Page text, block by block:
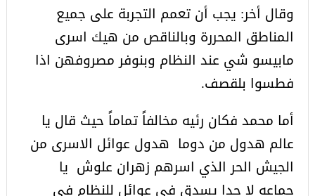
وقال أخر: يجب أن تعمم التجربة على جميع
المناطق المحررة وبالناقص من هيك اسرى
مابيسو شي عند النظام وبنوفر مصروفهن اذا
فطسوا بلقصف.
أما محمد فكان رئيه مخالفاً تماماً حيث قال يا
عالم هدول من دوما هدول عوائل الاسرى من
الجيش الحر الذي اسرهم زهران علوش يا
جماعه لا حدا يسدق في عوائل للنظام في